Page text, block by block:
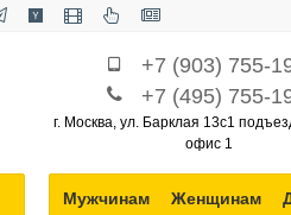
+7 (903) 755-
+7 (495) 755-
г. Москва, ул. Барклая 13с1
офис 1
Мужчинам Женщинам